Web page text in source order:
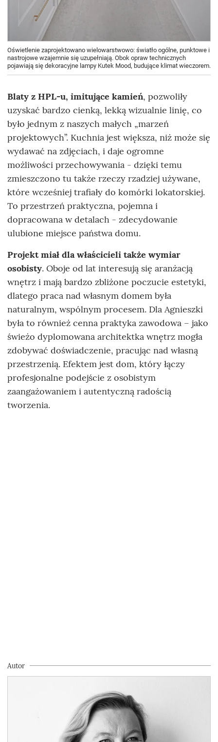
Oświetlenie zaprojektowano wielowarstwowo: światło ogólne, punktowe i
nastrojowe wzajemnie się uzupełniają. Obok opraw technicznych
pojawiają się dekoracyjne lampy Kutek Mood, budujące klimat wieczorem.
Blaty z HPL-u, imitujące kamień, pozwoliły
uzyskać bardzo cienką, lekką wizualnie linię, co
było jednym z naszych małych „marzeń
projektowych”. Kuchnia jest większa, niż może się
wydawać na zdjęciach, i daje ogromne
możliwości przechowywania - dzięki temu
zmieszczono tu także rzeczy rzadziej używane,
które wcześniej trafiały do komórki lokatorskiej.
To przestrzeń praktyczna, pojemna i
dopracowana w detalach - zdecydowanie
ulubione miejsce państwa domu.
Projekt miał dla właścicieli także wymiar
osobisty. Oboje od lat interesują się aranżacją
wnętrz i mają bardzo zbliżone poczucie estetyki,
dlatego praca nad własnym domem była
naturalnym, wspólnym procesem. Dla Agnieszki
była to również cenna praktyka zawodowa – jako
świeżo dyplomowana architektka wnętrz mogła
zdobywać doświadczenie, pracując nad własną
przestrzenią. Efektem jest dom, który łączy
profesjonalne podejście z osobistym
zaangażowaniem i autentyczną radością
tworzenia.
Autor